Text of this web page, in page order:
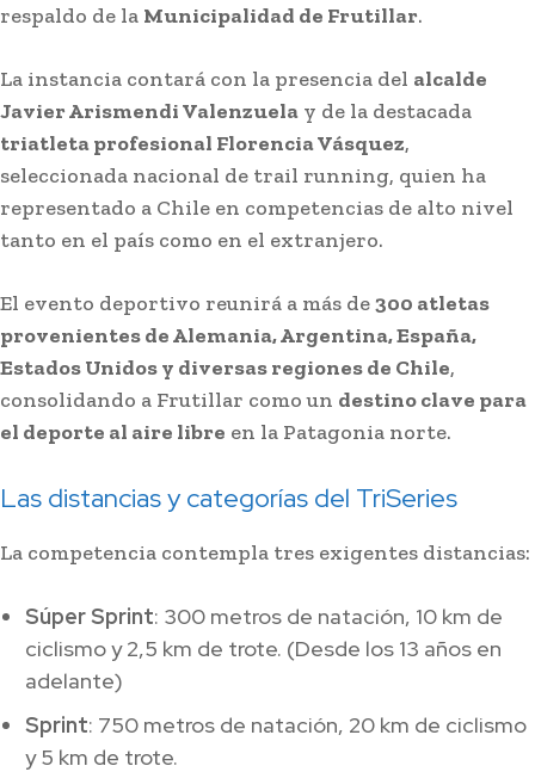
respaldo de la Municipalidad de Frutillar.
La instancia contará con la presencia del alcalde
Javier Arismendi Valenzuela y de la destacada
triatleta profesional Florencia Vásquez,
seleccionada nacional de trail running, quien ha
representado a Chile en competencias de alto nivel
tanto en el país como en el extranjero.
El evento deportivo reunirá a más de300 atletas
provenientes de Alemania, Argentina, España,
Estados Unidos y diversas regiones de Chile,
consolidando a Frutillar como un destino clave para
el deporte al aire libre en la Patagonia norte.
Las distancias y categorías del TriSeries
La competencia contempla tres exigentes distancias:
Súper Sprint: 300 metros de natación, 10 km de
ciclismo y 2,5 km de trote. (Desde los 13 años en
adelante)
Sprint: 750 metros de natación, 20 km de ciclismo
y 5 km de trote.